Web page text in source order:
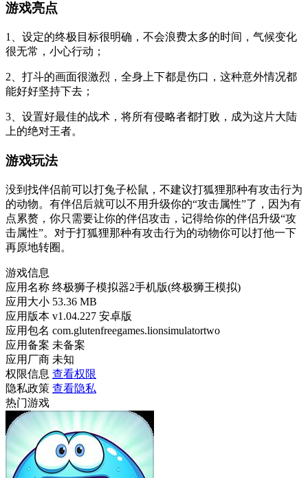
游戏亮点
1、设定的终极目标很明确，不会浪费太多的时间，气候变化
很无常，小心行动；
2、打斗的画面很激烈，全身上下都是伤口，这种意外情况都
能好好坚持下去；
3、设置好最佳的战术，将所有侵略者都打败，成为这片大陆
上的绝对王者。
游戏玩法
没到找伴侣前可以打兔子松鼠，不建议打狐狸那种有攻击行为
的动物。有伴侣后就可以不用升级你的“攻击属性”了，因为有
点累赘，你只需要让你的伴侣攻击，记得给你的伴侣升级“攻
击属性”。对于打狐狸那种有攻击行为的动物你可以打他一下
再原地转圈。
游戏信息
应用名称 终极狮子模拟器2手机版(终极狮王模拟)
应用大小 53.36 MB
应用版本 v1.04.227 安卓版
应用包名 com.glutenfreegames.lionsimulatortwo
应用备案 未备案
应用厂商 未知
权限信息 查看权限
隐私政策 查看隐私
热门游戏